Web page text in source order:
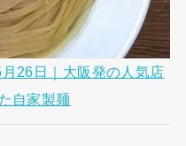
26日｜大阪発の人気店
自家製麺